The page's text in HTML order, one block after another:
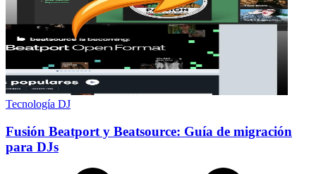
Tecnología DJ
Fusión Beatport y Beatsource: Guía de migración
para DJs